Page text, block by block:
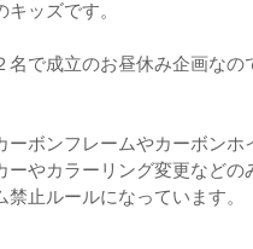
キッズです。
名で成立のお昼休み企画な
ーボンフレームやカーボン
ーやカラーリング変更など
禁止ルールになっています。